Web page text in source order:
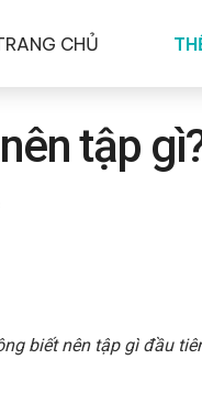
CHỦ
tập
biết nên tập gì đầu